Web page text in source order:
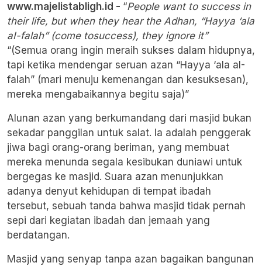
www.majelistabligh.id - “People want to success in
their life, but when they hear the Adhan, “Hayya ‘ala
aI-falah” (come tosuccess), they ignore it”
“(Semua orang ingin meraih sukses dalam hidupnya,
tapi ketika mendengar seruan azan “Hayya ‘ala aI-
falah” (mari menuju kemenangan dan kesuksesan),
mereka mengabaikannya begitu saja)”
​Alunan azan yang berkumandang dari masjid bukan
sekadar panggilan untuk salat. Ia adalah penggerak
jiwa bagi orang-orang beriman, yang membuat
mereka menunda segala kesibukan duniawi untuk
bergegas ke masjid. Suara azan menunjukkan
adanya denyut kehidupan di tempat ibadah
tersebut, sebuah tanda bahwa masjid tidak pernah
sepi dari kegiatan ibadah dan jemaah yang
berdatangan.
​Masjid yang senyap tanpa azan bagaikan bangunan